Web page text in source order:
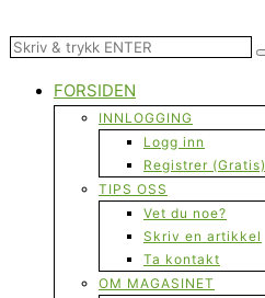
FORSIDEN
INNLOGGING
Logg inn
Registrer (Gratis)
TIPS OSS
Vet du noe?
Skriv en artikkel
Ta kontakt
OM MAGASINET